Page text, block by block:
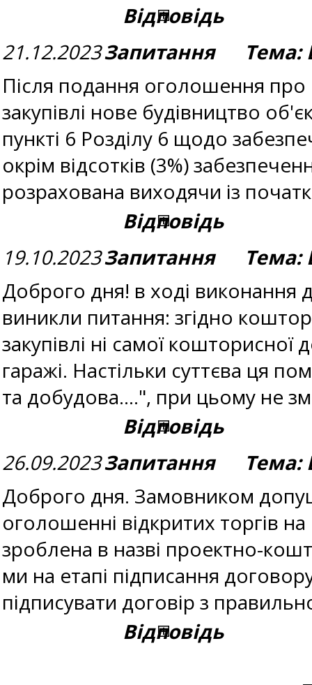
Відповідь
21.12.2023Запитання Тема:
Після подання оголошення про
закупівлі нове будівництво
пункті 6 Розділу 6 щодо
окрім відсотків (3%)
розрахована виходячи із
Відповідь
19.10.2023Запитання Тема:
Доброго дня! в ході виконання
виникли питання: згідно
закупівлі ні самої
гаражі. Настільки суттєва ця
та добудова....", при цьому не
Відповідь
26.09.2023Запитання Тема:
Доброго дня. Замовником
оголошенні відкритих торгів
зроблена в назві проектно-
ми на етапі підписання
підписувати договір з
Відповідь